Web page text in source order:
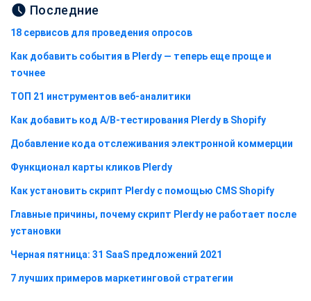
Последние
18 сервисов для проведения опросов
Как добавить события в Plerdy — теперь еще проще и
точнее
ТОП 21 инструментов веб-аналитики
Как добавить код A/B-тестирования Plerdy в Shopify
Добавление кода отслеживания электронной коммерции
Функционал карты кликов Plerdy
Как установить скрипт Plerdy с помощью CMS Shopify
Главные причины, почему скрипт Plerdy не работает после
установки
Черная пятница: 31 SaaS предложений 2021
7 лучших примеров маркетинговой стратегии